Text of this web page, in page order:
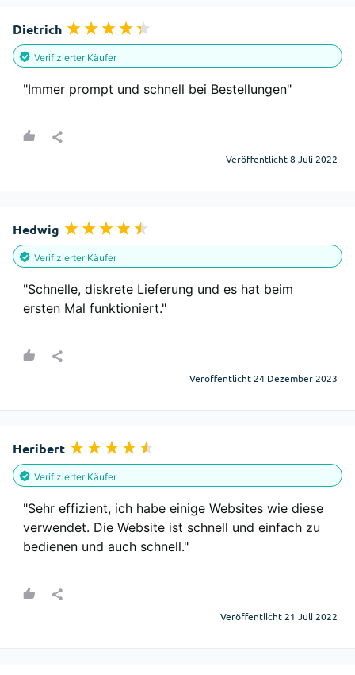
Dietrich
Verifizierter Käufer
"Immer prompt und schnell bei Bestellungen"
Veröffentlicht 8 Juli 2022
Hedwig
Verifizierter Käufer
"Schnelle, diskrete Lieferung und es hat beim
ersten Mal funktioniert."
Veröffentlicht 24 Dezember 2023
Heribert
Verifizierter Käufer
"Sehr effizient, ich habe einige Websites wie diese
verwendet. Die Website ist schnell und einfach zu
bedienen und auch schnell."
Veröffentlicht 21 Juli 2022